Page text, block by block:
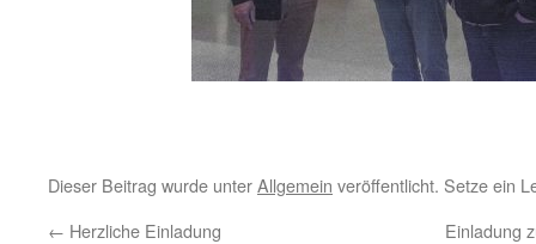
Dieser Beitrag wurde unterAllgemein veröffentlicht. Setze ein
← Herzliche Einladung Einladung